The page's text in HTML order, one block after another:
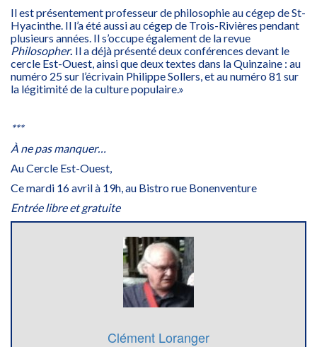
Il est présentement professeur de philosophie au cégep de St-
Hyacinthe. Il l’a été aussi au cégep de Trois-Rivières pendant
plusieurs années. Il s’occupe également de la revue
Philosopher. Il a déjà présentédeux conférences devant le
cercle Est-Ouest, ainsi que deux textes dans la Quinzaine : au
numéro 25 sur l’écrivain Philippe Sollers, et au numéro 81 sur
la légitimité de la culture populaire.»
***
À ne pas manquer…
Au Cercle Est-Ouest,
Ce mardi 16 avril à 19h, au Bistro rue Bonenventure
Entrée libre et gratuite
Clément Loranger